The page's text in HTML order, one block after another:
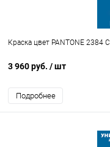
Краска цвет PANTONE 2384 C
3 960 руб. / шт
Подробнее